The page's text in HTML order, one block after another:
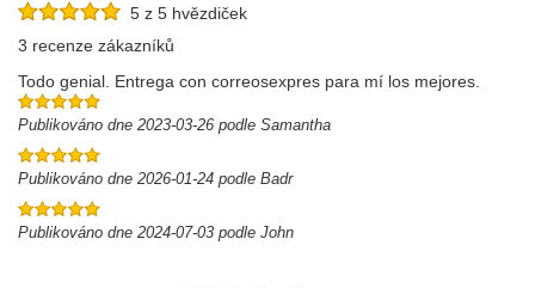
5 z 5 hvězdiček
3 recenze zákazníků
Todo genial. Entrega con correosexpres para mí los mejores.
Publikováno dne 2023-03-26 podle Samantha
Publikováno dne 2026-01-24 podle Badr
Publikováno dne 2024-07-03 podle John